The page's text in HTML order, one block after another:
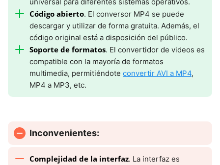
Código abierto. El conversor MP4 se puede
descargar y utilizar de forma gratuita. Además, el
código original está a disposición del público.
Soporte de formatos. El convertidor de videos es
compatible con la mayoría de formatos
multimedia, permitiéndote convertir AVI a MP4,
MP4 a MP3, etc.
Inconvenientes:
Complejidad de la interfaz. La interfaz es